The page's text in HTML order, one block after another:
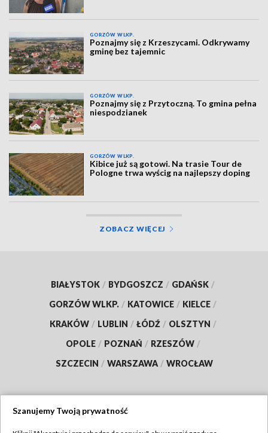
GORZÓW WLKP.
Poznajmy się z Krzeszycami. Odkrywamy
gminę bez tajemnic
GORZÓW WLKP.
Poznajmy się z Przytoczną. To gmina pełna
niespodzianek
GORZÓW WLKP.
Kibice już są gotowi. Na trasie Tour de
Pologne trwa wyścig na najlepszy doping
ZOBACZ WIĘCEJ
BIAŁYSTOK / BYDGOSZCZ / GDAŃSK /
GORZÓW WLKP. / KATOWICE / KIELCE /
KRAKÓW / LUBLIN / ŁÓDŹ / OLSZTYN /
OPOLE / POZNAŃ / RZESZÓW /
SZCZECIN / WARSZAWA / WROCŁAW
Szanujemy Twoją prywatność